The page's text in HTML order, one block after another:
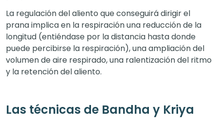
La regulación del aliento que conseguirá dirigir el
prana implica en la respiración una reducción de la
longitud (entiéndase por la distancia hasta donde
puede percibirse la respiración), una ampliación del
volumen de aire respirado, una ralentización del ritmo
y la retención del aliento.
Las técnicas de Bandha y Kriya